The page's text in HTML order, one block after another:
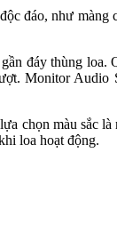
đáo, như màng
đáy thùng loa.
Monitor Audio
chọn màu sắc là
loa hoạt động.